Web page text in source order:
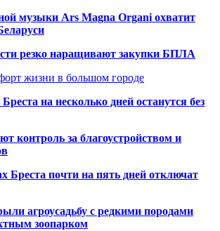
музыки Ars Magna Organi охватит
резко наращивают закупки БПЛА
жизни в большом городе
на несколько дней останутся без
контроль за благоустройством и
Бреста почти на пять дней отключат
агроусадьбу с редкими породами
зоопарком